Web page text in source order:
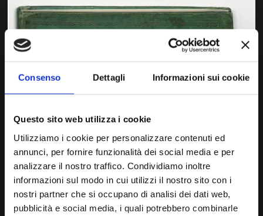
Consenso Dettagli Informazioni sui cookie
Questo sito web utilizza i cookie
Utilizziamo i cookie per personalizzare contenuti ed
annunci, per fornire funzionalità dei social media e per
analizzare il nostro traffico. Condividiamo inoltre
informazioni sul modo in cui utilizzi il nostro sito con i
nostri partner che si occupano di analisi dei dati web,
pubblicità e social media, i quali potrebbero combinarle